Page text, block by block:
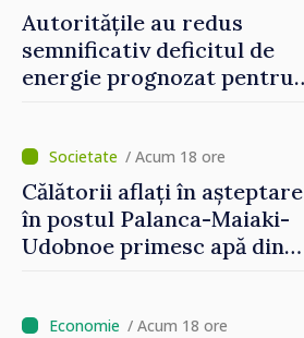
Autoritățile au redus
semnificativ deficitul de
energie prognozat pentru
/ Acum 18 ore
Călătorii aflați în așteptare
în postul Palanca-Maiaki-
Udobnoe primesc apă din
/ Acum 18 ore